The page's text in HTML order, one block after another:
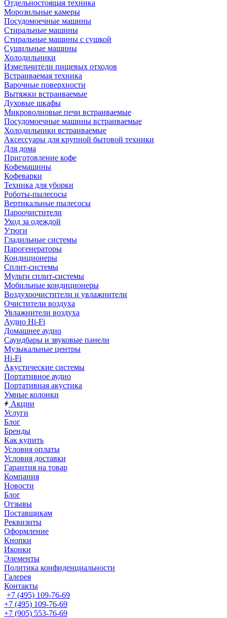
Отдельностоящая техника
Морозильные камеры
Посудомоечные машины
Стиральные машины
Стиральные машины с сушкой
Сушильные машины
Холодильники
Измельчители пищевых отходов
Встраиваемая техника
Варочные поверхности
Вытяжки встраиваемые
Духовые шкафы
Микроволновые печи встраиваемые
Посудомоечные машины встраиваемые
Холодильники встраиваемые
Аксессуары для крупной бытовой техники
Для дома
Приготовление кофе
Кофемашины
Кофеварки
Техника для уборки
Роботы-пылесосы
Вертикальные пылесосы
Пароочистители
Уход за одеждой
Утюги
Гладильные системы
Парогенераторы
Кондиционеры
Сплит-системы
Мульти сплит-системы
Мобильные кондиционеры
Воздухоочистители и увлажнители
Очистители воздуха
Увлажнители воздуха
Аудио Hi-Fi
Домашнее аудио
Саундбары и звуковые панели
Музыкальные центры
Hi-Fi
Акустические системы
Портативное аудио
Портативная акустика
Умные колонки
Акции
Услуги
Блог
Бренды
Как купить
Условия оплаты
Условия доставки
Гарантия на товар
Компания
Новости
Блог
Отзывы
Поставщикам
Реквизиты
Оформление
Кнопки
Иконки
Элементы
Политика конфиденциальности
Галерея
Контакты
+7 (495) 109-76-69
+7 (495) 109-76-69
+7 (905) 553-76-69